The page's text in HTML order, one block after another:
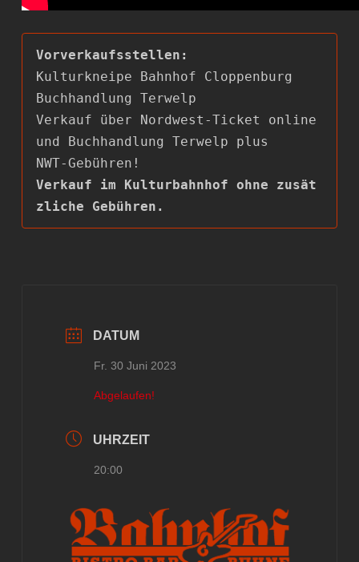
Kulturkneipe Bahnhof Cloppenburg
Buchhandlung Terwelp
Verkauf über Nordwest-Ticket online
und Buchhandlung Terwelp plus
Verkauf im Kulturbahnhof ohne zusät
zliche Gebühren.
DATUM
Fr. 30 Juni 2023
Abgelaufen!
UHRZEIT
20:00